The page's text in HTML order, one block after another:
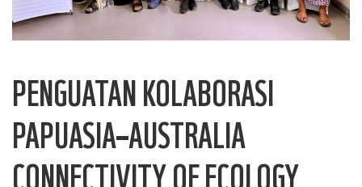
PENGUATAN KOLABORASI
PAPUASIA–AUSTRALIA
CONNECTIVITY OF ECOLOGY